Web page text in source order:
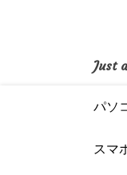
Just
パソ
スマ